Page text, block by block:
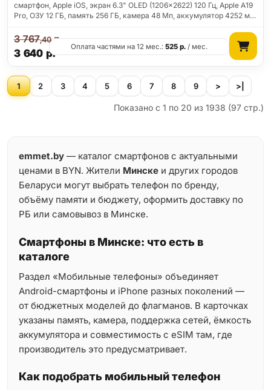
смартфон, Apple iOS, экран 6.3" OLED (1206x2622) 120 Гц, Apple A19
Pro, ОЗУ 12 ГБ, память 256 ГБ, камера 48 Мп, аккумулятор 4252 м…
3 640 р.
3 767,40р.
Оплата частями на 12 мес.:525 р. / мес.
1 2 3 4 5 6 7 8 9 > >|
Показано с 1 по 20 из 1938 (97 стр.)
emmet.by — каталог смартфонов с актуальными
ценами в BYN. Жители Минске и других городов
Беларуси могут выбрать телефон по бренду,
объёму памяти и бюджету, оформить доставку по
РБ или самовывоз в Минске.
Смартфоны в Минске: что есть в
каталоге
Раздел «Мобильные телефоны» объединяет
Android-смартфоны и iPhone разных поколений —
от бюджетных моделей до флагманов. В карточках
указаны память, камера, поддержка сетей, ёмкость
аккумулятора и совместимость с eSIM там, где
производитель это предусматривает.
Как подобрать мобильный телефон